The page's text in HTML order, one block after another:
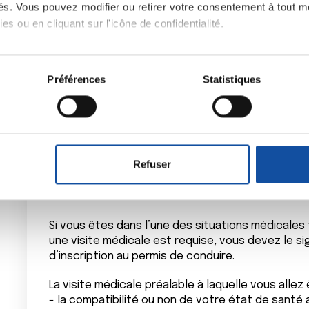
Vous pouvez modifier ou retirer votre consentement à tout
ou en cliquant sur l'icône de confidentialité.
également :
sur votre localisation géographique qui peuvent être
de vos données personnelles et définir vos
ou retirer votre consentement à tout moment à partir de la
ont collectées lors de votre utilisation de leurs services.
Préférences Statistiques
Refuser
etc.
sur la capacité à conduire, etc.
Retrouvez la liste détaillée des affections
savoir plus ».
Vous êtes candidat au permis
cancer
Si vous êtes dans l’une des situations
une visite médicale est requise, vous devez le
d’inscription au permis de conduire.
La visite médicale préalable à laquelle vous
- la compatibilité ou non de votre état de santé